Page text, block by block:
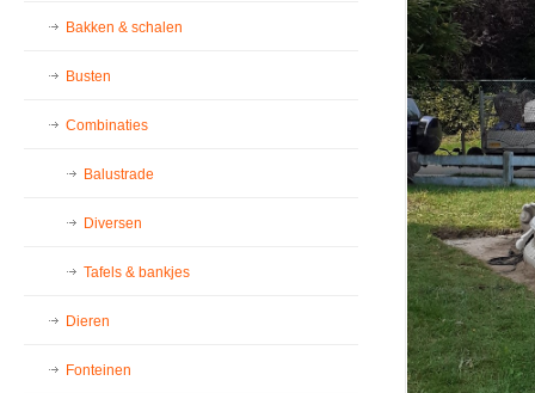
Bakken & schalen
Busten
Combinaties
Balustrade
Diversen
Tafels & bankjes
Dieren
Fonteinen